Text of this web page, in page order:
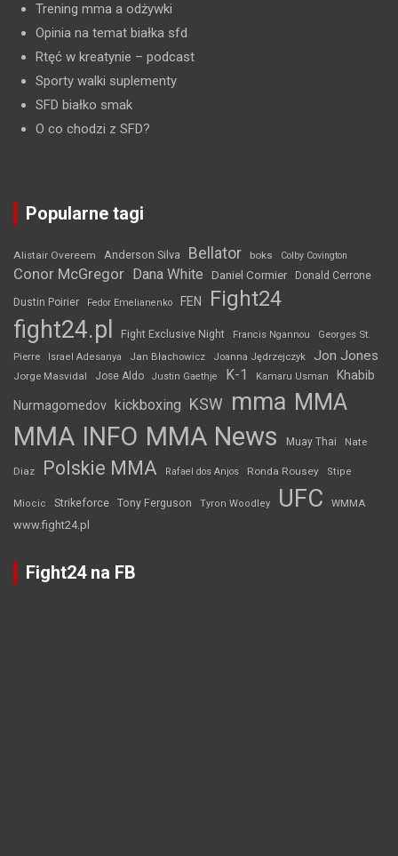
Trening mma a odżywki
Opinia na temat białka sfd
Rtęć w kreatynie – podcast
Sporty walki suplementy
SFD białko smak
O co chodzi z SFD?
Popularne tagi
Alistair Overeem Anderson Silva Bellator boks Colby Covington
Conor McGregor Dana White Daniel Cormier Donald Cerrone
Dustin Poirier Fedor Emelianenko FEN Fight24
fight24.pl Fight Exclusive Night Francis Ngannou
Georges St.
Pierre
Israel Adesanya Jan Błachowicz Joanna Jędrzejczyk Jon Jones
Jorge Masvidal Jose Aldo Justin Gaethje K-1 Kamaru Usman Khabib
Nurmagomedov kickboxing KSW mma MMA
MMA INFO MMA News Muay Thai Nate
Diaz Polskie MMA Rafael dos Anjos Ronda Rousey Stipe
Miocic Strikeforce Tony Ferguson Tyron Woodley UFC WMMA
www.fight24.pl
Fight24 na FB